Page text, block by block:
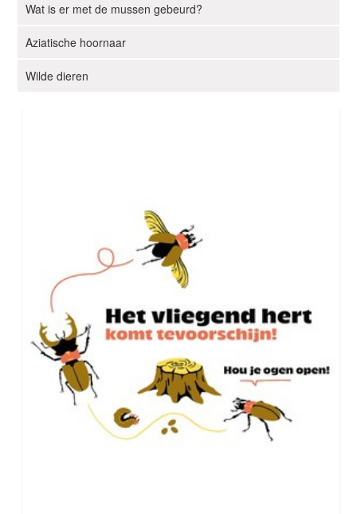
Wat is er met de mussen gebeurd?
Aziatische hoornaar
Wilde dieren